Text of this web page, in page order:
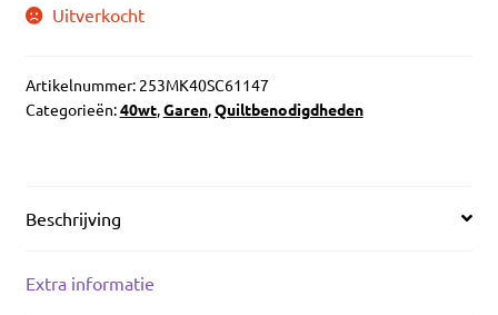
Uitverkocht
Artikelnummer: 253MK40SC61147
Categorieën:40wt,Garen,Quiltbenodigdheden
Beschrijving
Extra informatie